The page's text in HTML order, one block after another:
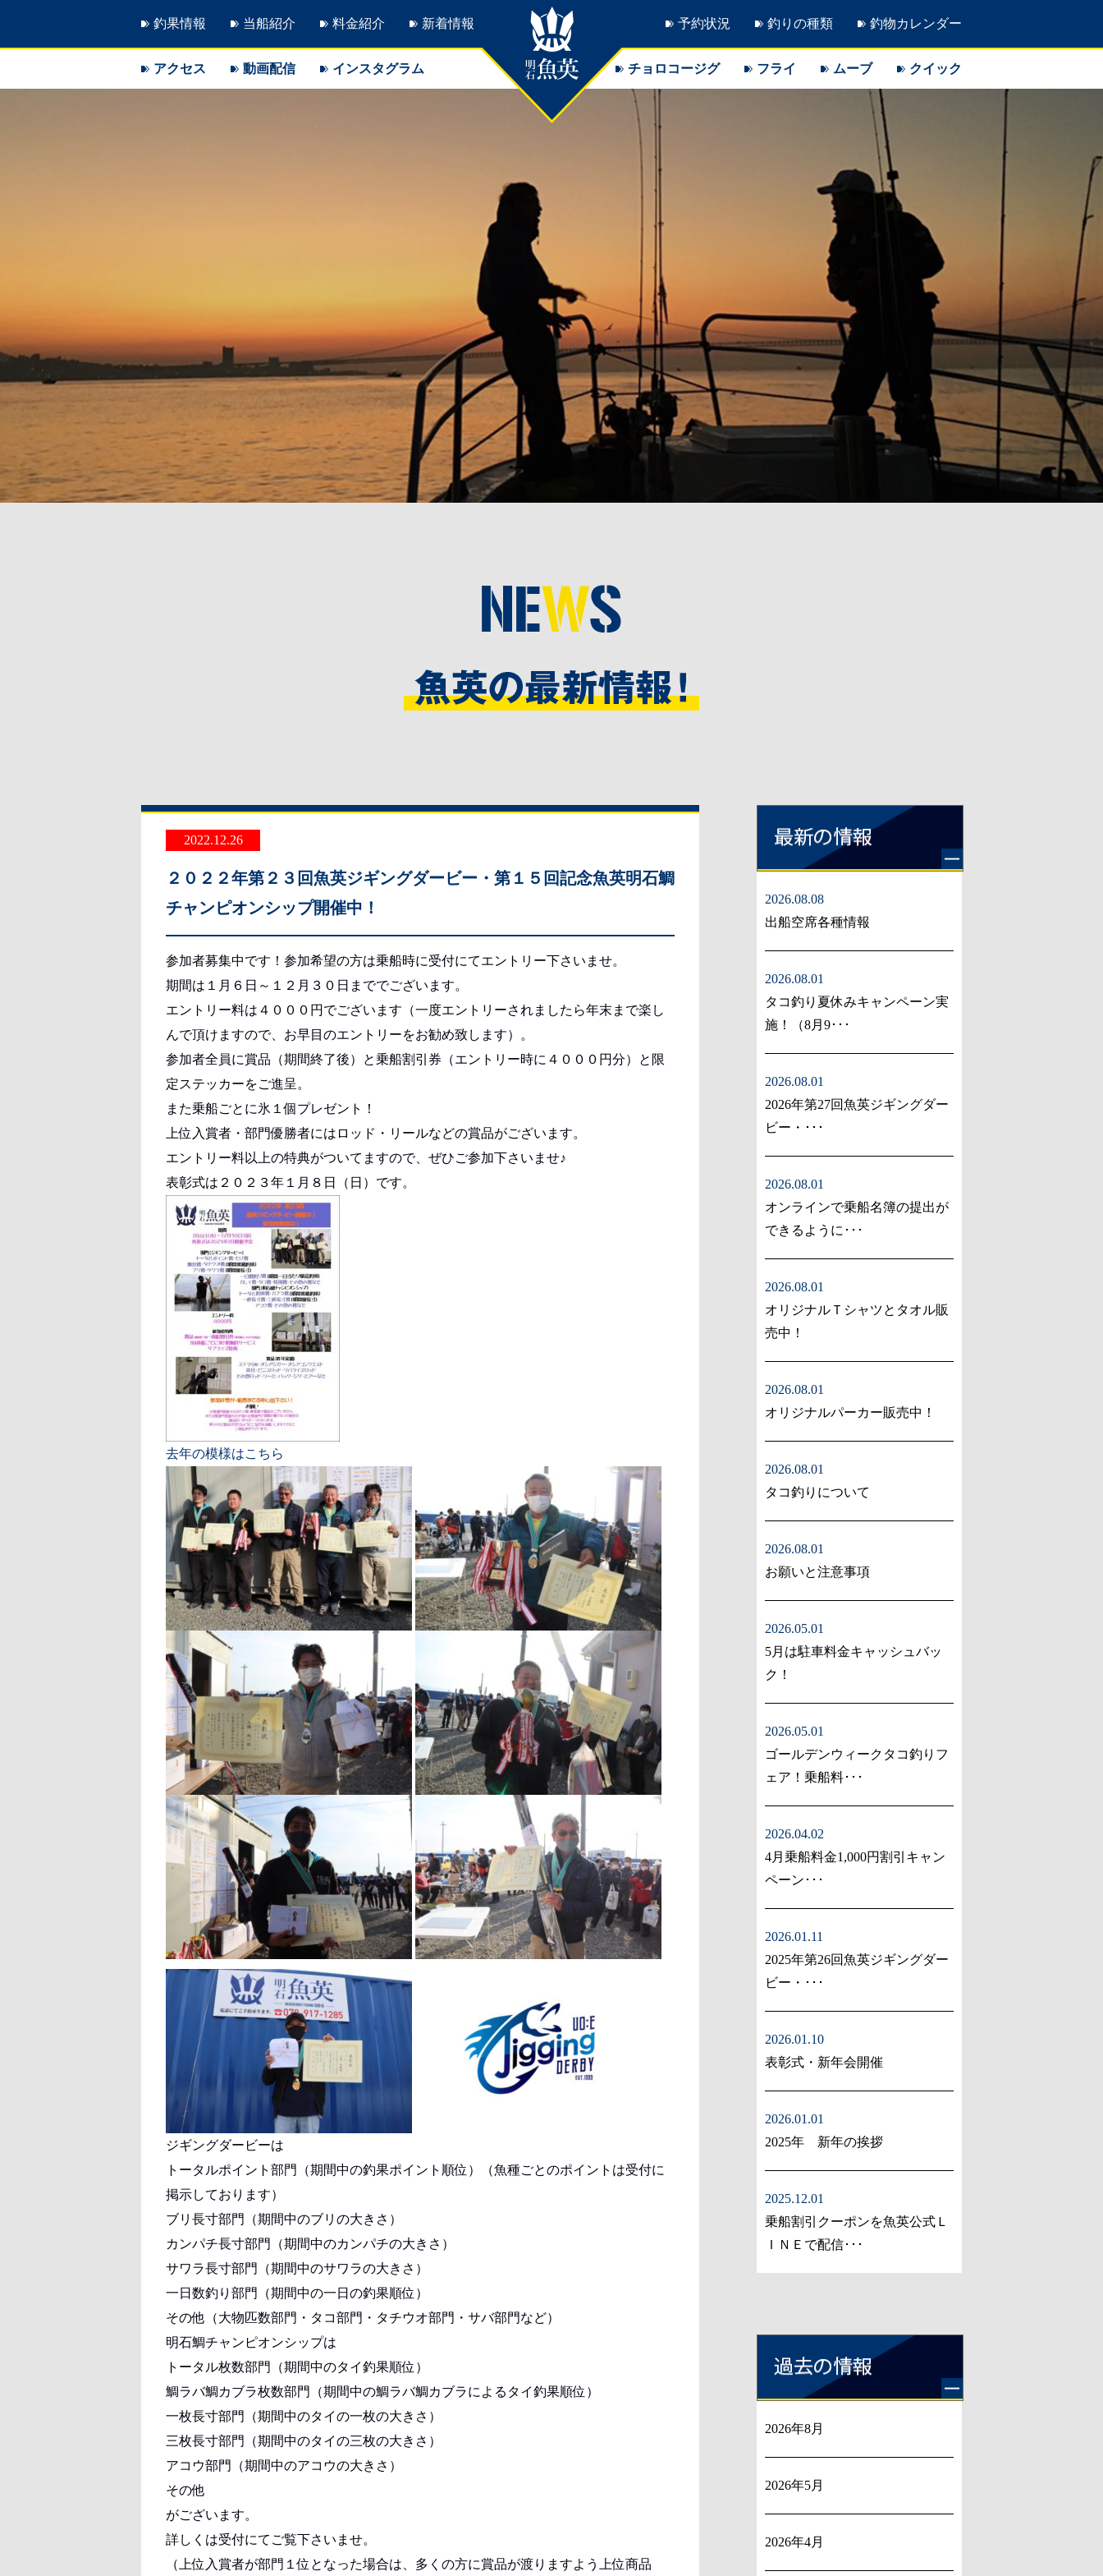
釣果情報 当船紹介 料金紹介 新着情報 予約状況 釣りの種類 釣物カレンダー
アクセス 動画配信 インスタグラム チョロコージグ フライ ムーブ クイック
2022.12.26
２０２２年第２３回魚英ジギングダービー・第１５回記念魚英明石鯛
チャンピオンシップ開催中！
参加者募集中です！参加希望の方は乗船時に受付にてエントリー下さいませ。
期間は１月６日～１２月３０日まででございます。
エントリー料は４０００円でございます（一度エントリーされましたら年末まで楽し
んで頂けますので、お早目のエントリーをお勧め致します）。
参加者全員に賞品（期間終了後）と乗船割引券（エントリー時に４０００円分）と限
定ステッカーをご進呈。
また乗船ごとに氷１個プレゼント！
上位入賞者・部門優勝者にはロッド・リールなどの賞品がございます。
エントリー料以上の特典がついてますので、ぜひご参加下さいませ♪
表彰式は２０２３年１月８日（日）です。
去年の模様はこちら
ジギングダービーは
トータルポイント部門（期間中の釣果ポイント順位）（魚種ごとのポイントは受付に
掲示しております）
ブリ長寸部門（期間中のブリの大きさ）
カンパチ長寸部門（期間中のカンパチの大きさ）
サワラ長寸部門（期間中のサワラの大きさ）
一日数釣り部門（期間中の一日の釣果順位）
その他（大物匹数部門・タコ部門・タチウオ部門・サバ部門など）
明石鯛チャンピオンシップは
トータル枚数部門（期間中のタイ釣果順位）
鯛ラバ鯛カブラ枚数部門（期間中の鯛ラバ鯛カブラによるタイ釣果順位）
一枚長寸部門（期間中のタイの一枚の大きさ）
三枚長寸部門（期間中のタイの三枚の大きさ）
アコウ部門（期間中のアコウの大きさ）
その他
がございます。
詳しくは受付にてご覧下さいませ。
（上位入賞者が部門１位となった場合は、多くの方に賞品が渡りますよう上位商品
2026.08.08
出船空席各種情報
2026.08.01
タコ釣り夏休みキャンペーン実
施！（8月9･･･
2026.08.01
2026年第27回魚英ジギングダー
ビー・･･･
2026.08.01
オンラインで乗船名簿の提出が
できるように･･･
2026.08.01
オリジナルＴシャツとタオル販
売中！
2026.08.01
オリジナルパーカー販売中！
2026.08.01
タコ釣りについて
2026.08.01
お願いと注意事項
2026.05.01
5月は駐車料金キャッシュバッ
ク！
2026.05.01
ゴールデンウィークタコ釣りフ
ェア！乗船料･･･
2026.04.02
4月乗船料金1,000円割引キャン
ペーン･･･
2026.01.11
2025年第26回魚英ジギングダー
ビー・･･･
2026.01.10
表彰式・新年会開催
2026.01.01
2025年 新年の挨拶
2025.12.01
乗船割引クーポンを魚英公式Ｌ
ＩＮＥで配信･･･
2026年8月
2026年5月
2026年4月